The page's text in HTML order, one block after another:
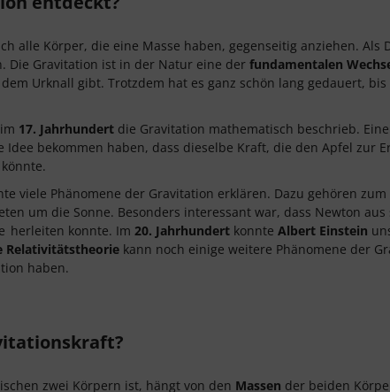
alle Körper, die eine Masse haben, gegenseitig anziehen.
Die Gravitation ist in der Natur eine der fundamentalen
Urknall gibt. Trotzdem hat es ganz schön lang gedauert,
17. Jahrhundert die Gravitation mathematisch beschrieb.
bekommen haben, dass dieselbe Kraft, die den Apfel zur
viele Phänomene der Gravitation erklären. Dazu gehören
um die Sonne. Besonders interessant war, dass Newton
herleiten konnte. Im20. Jahrhundert konnteAlbert Einstein
Relativitätstheorie kann noch einige weitere Phänomene der
haben.
zwei Körpern ist, hängt von den Massen der beiden